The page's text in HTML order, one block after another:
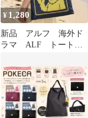
¥ 1,280
新品 アルフ 海外ド
ラマ ALF トートバ
a677